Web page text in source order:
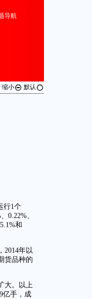
导航
缩小 默认
行1个
0.22%、
和
2014年以
货品种的
大。以上
亿手，成